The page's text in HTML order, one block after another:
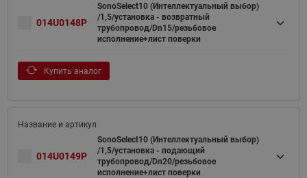
014U0148P
SonoSelect10 (Интеллектуальный выбор)
/1,5/установка - возвратный
трубопровод/Dn15/резьбовое
исполнение+лист поверки
Купить аналог
014U0149P
SonoSelect10 (Интеллектуальный выбор)
/1,5/установка - подающий
трубопровод/Dn20/резьбовое
исполнение+лист поверки